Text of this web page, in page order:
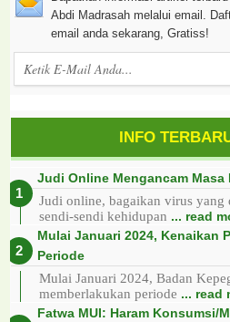
Abdi Madrasah melalui email.
email anda sekarang, Gratiss!
INFO
Judi Online Mengancam Masa
Judi online, bagaikan virus yang
sendi-sendi kehidupan ... read
Mulai Januari 2024, Kenaikan
Periode
Mulai Januari 2024, Badan
memberlakukan periode ... read
Fatwa MUI: Haram Konsumsi/